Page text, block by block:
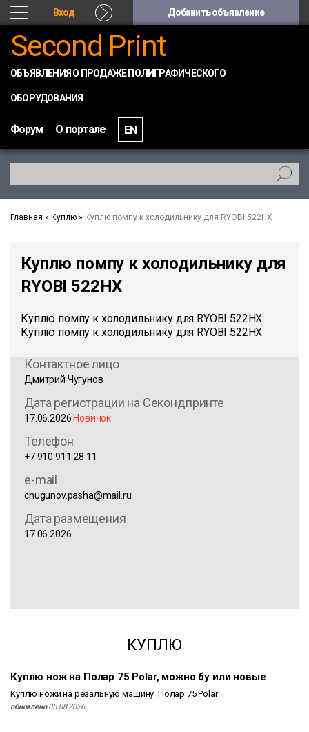
Вход Добавить объявление
Second Print
ОБЪЯВЛЕНИЯ О ПРОДАЖЕ ПОЛИГРАФИЧЕСКОГО
ОБОРУДОВАНИЯ
Форум О портале EN
Главная » Куплю » Куплю помпу к холодильнику для RYOBI 522HX
Куплю помпу к холодильнику для
RYOBI 522HX
Куплю помпу к холодильнику для RYOBI 522HX
Куплю помпу к холодильнику для RYOBI 522HX
Контактное лицо
Дмитрий Чугунов
Дата регистрации на Секондпринте
17.06.2026 Новичок
Телефон
+7 910 911 28 11
e-mail
chugunov.pasha@mail.ru
Дата размещения
17.06.2026
КУПЛЮ
Куплю нож на Полар 75 Polar, можно бу или новые
Куплю ножи на резальную машину Полар 75 Polar
обновлено05.08.2026